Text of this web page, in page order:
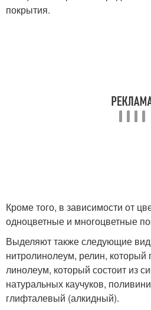
покрытия.
Кроме того, в зависимости от
одноцветные и многоцветные
Выделяют также следующие
нитролинолеум, релин, который
линолеум, который состоит из
натуральных каучуков,
глифталевый (алкидный).